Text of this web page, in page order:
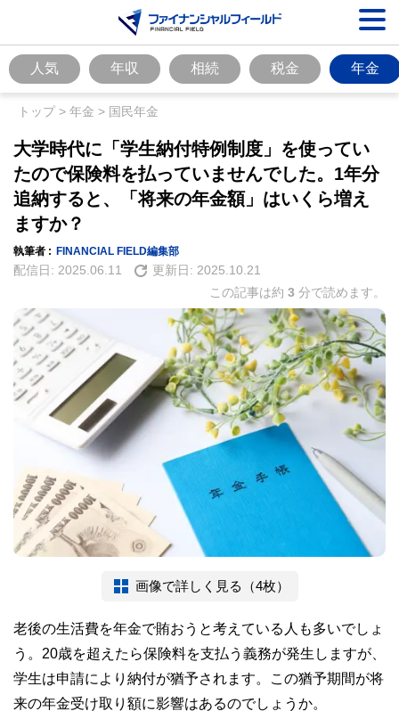
人気 年収 相続 税金 年金
トップ> 年金 > 国民年金
大学時代に「学生納付特例制度」を使ってい
たので保険料を払っていませんでした。1年分
追納すると、「将来の年金額」はいくら増え
ますか？
執筆者 : FINANCIAL FIELD編集部
配信日: 2025.06.11 更新日: 2025.10.21
この記事は約 3 分で読めます。
画像で詳しく見る（4枚）
老後の生活費を年金で賄おうと考えている人も多いでしょ
う。20歳を超えたら保険料を支払う義務が発生しますが、
学生は申請により納付が猶予されます。この猶予期間が将
来の年金受け取り額に影響はあるのでしょうか。